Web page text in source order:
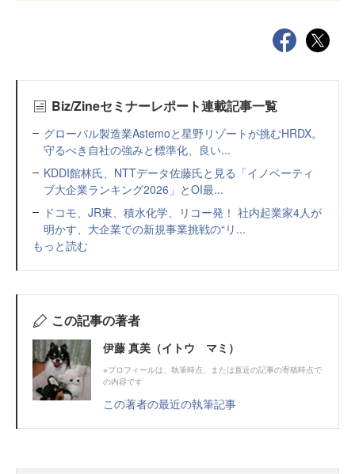
Biz/Zineセミナーレポート連載記事一覧
グローバル製造業Astemoと星野リゾートが挑むHRDX。
守るべき自社の強みと標準化、良い...
KDDI館林氏、NTTデータ佐藤氏と見る「イノベーティ
ブ大企業ランキング2026」とOI最...
ドコモ、JR東、積水化学、リコー発！ 社内起業家4人が
明かす、大企業での新規事業挑戦の“リ...
もっと読む
この記事の著者
伊藤 真美（イトウ マミ）
※プロフィールは、執筆時点、または直近の記事の寄稿時点で
の内容です
この著者の最近の執筆記事